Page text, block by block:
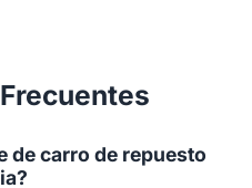
de carro de repuesto